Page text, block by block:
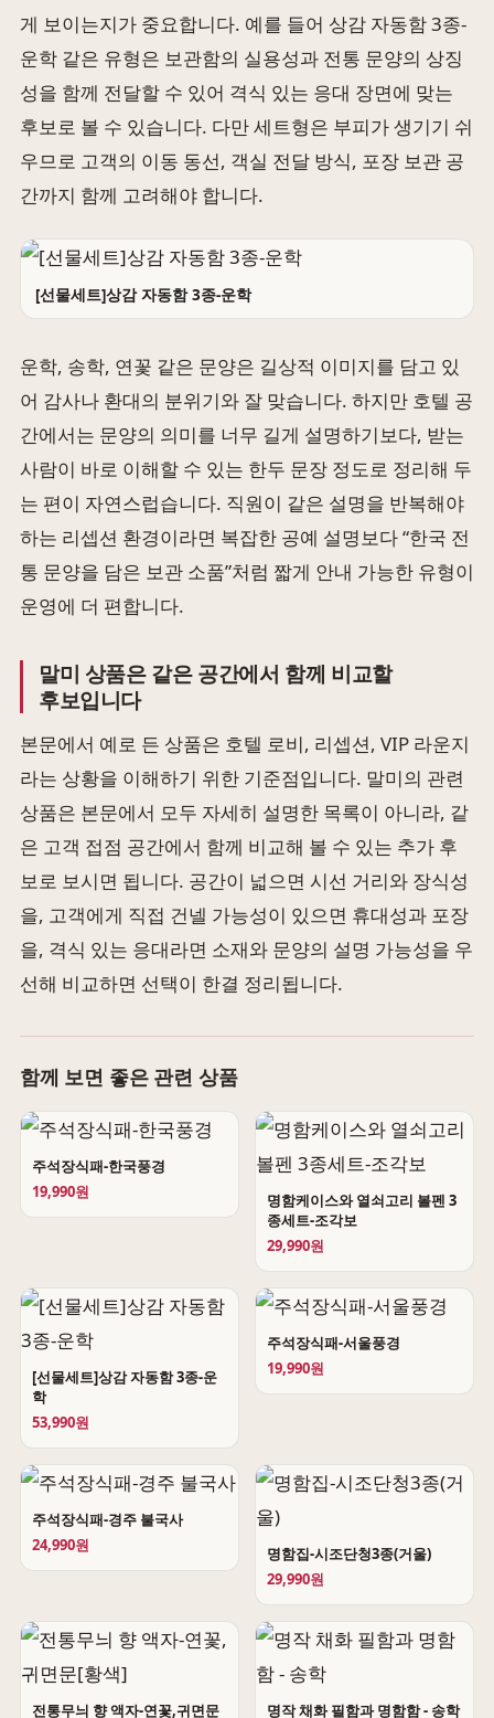
게 보이는지가 중요합니다. 예를 들어 상감 자동함 3종-
운학 같은 유형은 보관함의 실용성과 전통 문양의 상징
성을 함께 전달할 수 있어 격식 있는 응대 장면에 맞는
후보로 볼 수 있습니다. 다만 세트형은 부피가 생기기 쉬
우므로 고객의 이동 동선, 객실 전달 방식, 포장 보관 공
간까지 함께 고려해야 합니다.
[선물세트]상감 자동함 3종-운학
운학, 송학, 연꽃 같은 문양은 길상적 이미지를 담고 있
어 감사나 환대의 분위기와 잘 맞습니다. 하지만 호텔 공
간에서는 문양의 의미를 너무 길게 설명하기보다, 받는
사람이 바로 이해할 수 있는 한두 문장 정도로 정리해 두
는 편이 자연스럽습니다. 직원이 같은 설명을 반복해야
하는 리셉션 환경이라면 복잡한 공예 설명보다 “한국 전
통 문양을 담은 보관 소품”처럼 짧게 안내 가능한 유형이
운영에 더 편합니다.
말미 상품은 같은 공간에서 함께 비교할
후보입니다
본문에서 예로 든 상품은 호텔 로비, 리셉션, VIP 라운지
라는 상황을 이해하기 위한 기준점입니다. 말미의 관련
상품은 본문에서 모두 자세히 설명한 목록이 아니라, 같
은 고객 접점 공간에서 함께 비교해 볼 수 있는 추가 후
보로 보시면 됩니다. 공간이 넓으면 시선 거리와 장식성
을, 고객에게 직접 건넬 가능성이 있으면 휴대성과 포장
을, 격식 있는 응대라면 소재와 문양의 설명 가능성을 우
선해 비교하면 선택이 한결 정리됩니다.
함께 보면 좋은 관련 상품
주석장식패-한국풍경
19,990원
명함케이스와 열쇠고리 볼펜 3
종세트-조각보
29,990원
[선물세트]상감 자동함 3종-운
학
53,990원
주석장식패-서울풍경
19,990원
주석장식패-경주 불국사
24,990원
명함집-시조단청3종(거울)
29,990원
전통무늬 향 액자-연꽃,귀면문
명작 채화 필함과 명함함 - 송학